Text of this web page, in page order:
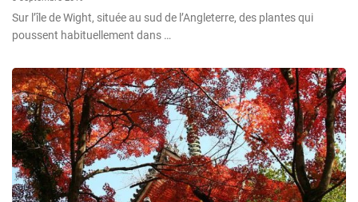
Sur l’île de Wight, située au sud de l’Angleterre, des plantes qui
poussent habituellement dans …